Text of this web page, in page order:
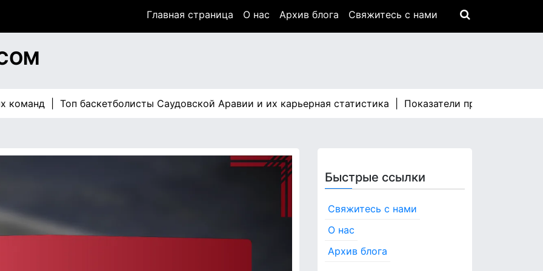
Главная страница О нас Архив блога Свяжитесь с нами
|Топ баскетболисты Саудовской Аравии и их карьерная статистика |Показатели
Быстрые ссылки
Свяжитесь с нами
О нас
Архив блога